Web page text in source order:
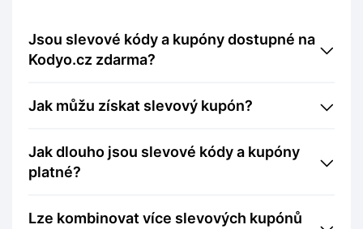
Jsou slevové kódy a kupóny dostupné na
Kodyo.cz zdarma?
Jak můžu získat slevový kupón?
Jak dlouho jsou slevové kódy a kupóny
platné?
Lze kombinovat více slevových kupónů